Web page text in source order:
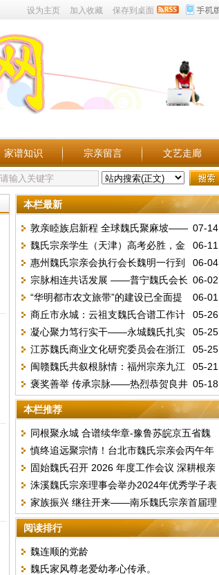
设为主页 加入收藏 保存到桌面
家谱知识 宗亲留言 文艺走廊
本栏最新
07-14
敦亲睦族启新程 全球魏氏聚麻坡——
第五届世魏恳亲大会暨麻属魏氏公会三十周
年庆典
06-11
魏氏宗亲学生（天津）高考必胜，金
榜题名。
06-04
惠州魏氏宗亲会执行会长魏明一行到
访总会汇报工作并交流《唐台魏氏谱志》编
撰事宜
06-02
宗脉相连共话发展 ——普宁魏氏会长
魏李锦赴中山海洲开展宗亲座谈
06-01
“华明都市农文旅带”的建设已全面提
速。
05-26
商丘市永城：云祖支魏氏合谱工作计
划
05-25
凝心聚力笃行实干——永城魏氏扎实
推进联谱修谱工作
05-25
江苏魏氏商业文化研究委员会在浙江
绍兴正式成立
05-21
闽赣魏氏共叙根脉情：福州宗亲九江
寻根文化交流圆满举行
05-18
褒奖善举 传承宗脉——热烈恭贺良井
太白魏氏十三世祖公甫公族谱修纂圆满收官
本栏推荐
同根聚永城 合谱续华章-豫鲁苏皖京五省魏
氏文化联谊暨合谱研讨盛会顺利落幕
慎终追远聚宗情！台北市魏氏宗亲会丙午年
春季祭祖暨换届选举圆满举行
固始魏氏召开 2026 年度工作会议 深耕根亲
文化擘画发展新篇
洙溪魏氏宗亲理事会举办2024年优秀学子表
彰大会
家族振兴 继往开来――南乐魏氏宗亲首届理
事扩大会胜利召开
阅读排行
魏连顺的党龄
魏氏家风尊老爱幼孝心传承。